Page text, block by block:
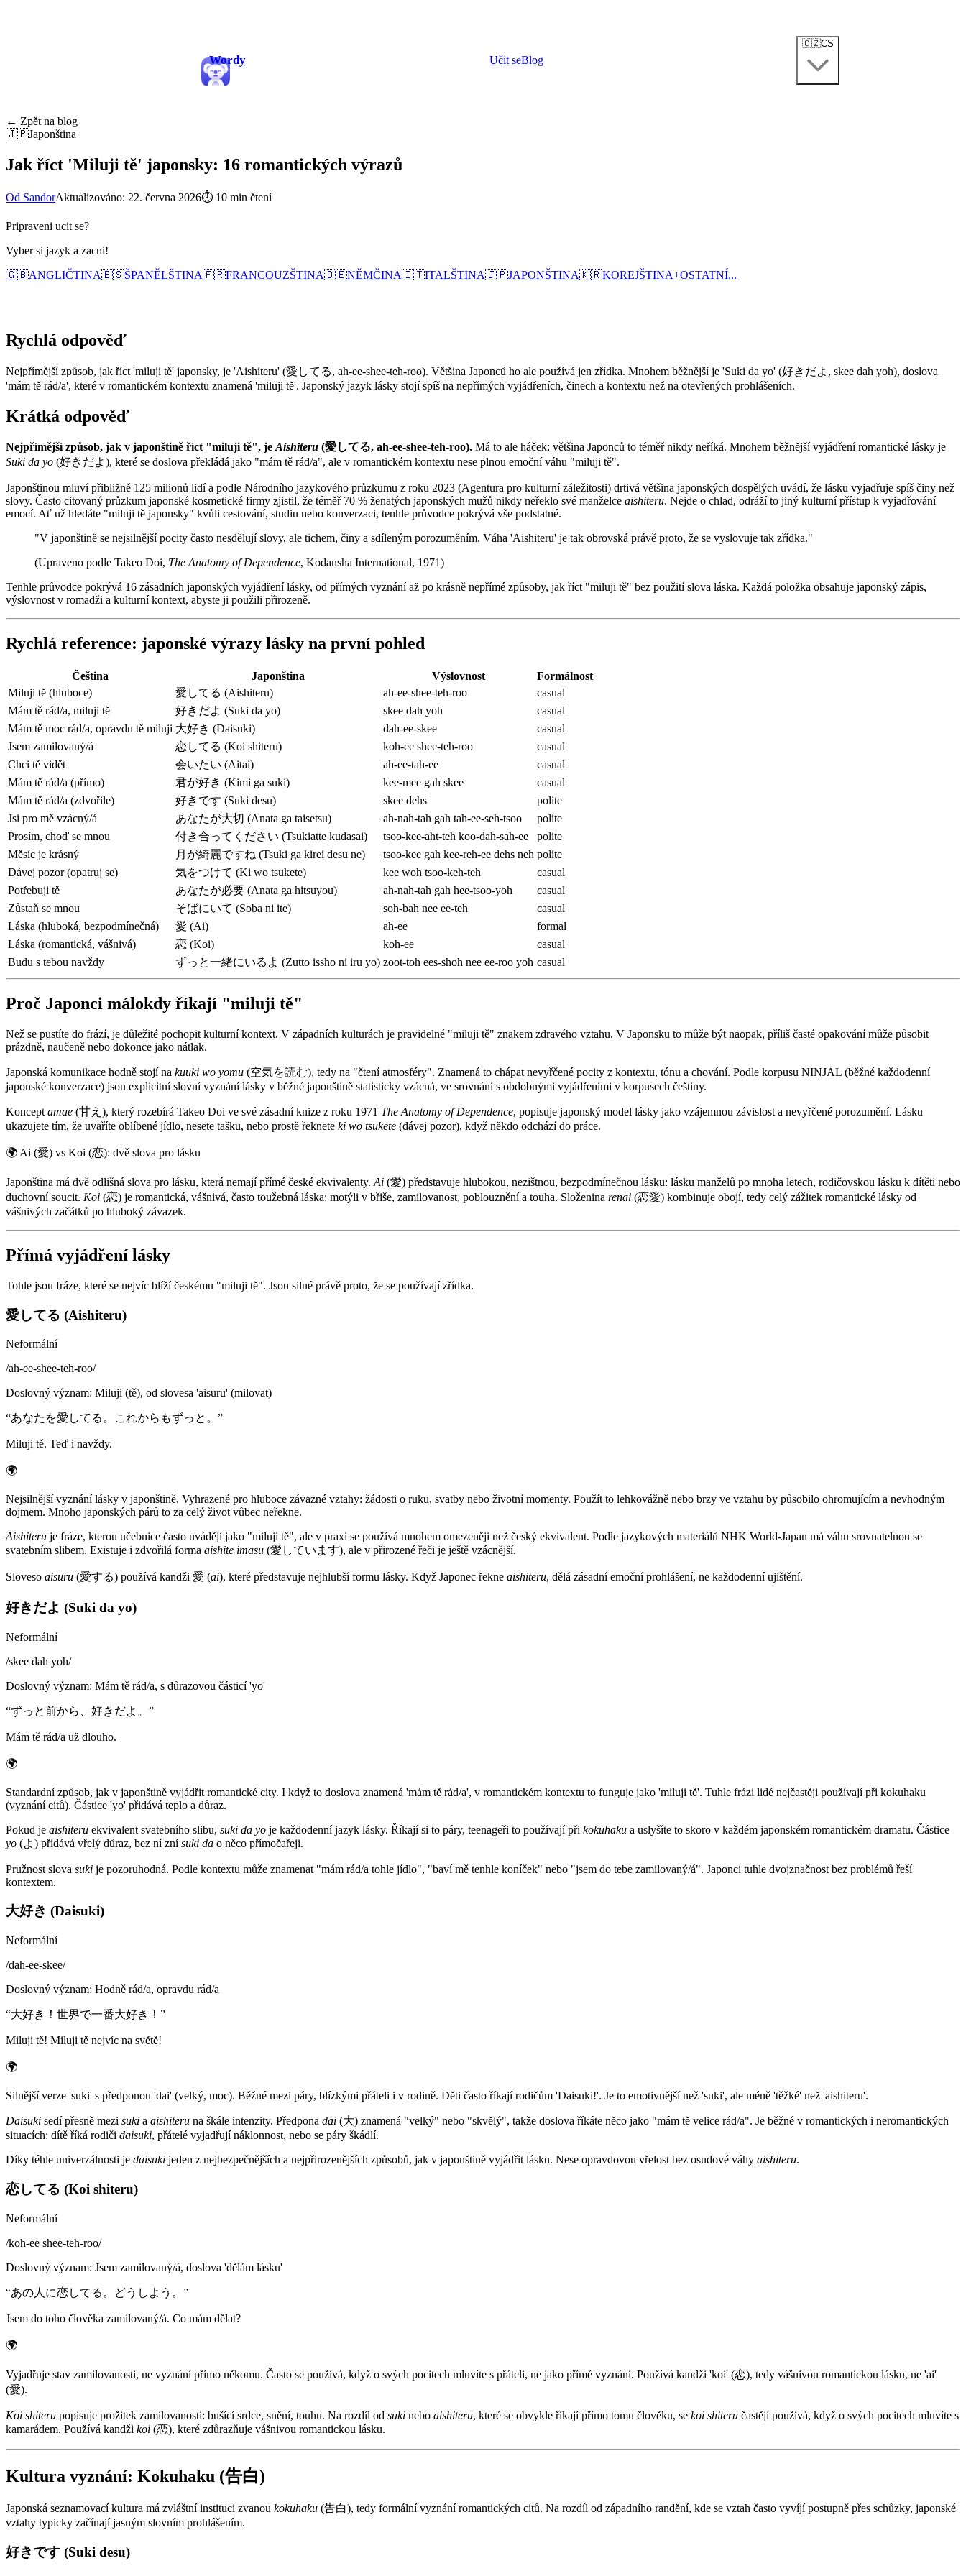
Wordy Učit seBlog
🇨🇿CS
← Zpět na blog
🇯🇵Japonština
Jak říct 'Miluji tě' japonsky: 16 romantických výrazů
Od SandorAktualizováno: 22. června 2026⏱ 10 min čtení
Pripraveni ucit se?
Vyber si jazyk a zacni!
🇬🇧ANGLIČTINA🇪🇸ŠPANĚLŠTINA🇫🇷FRANCOUZŠTINA🇩🇪NĚMČINA🇮🇹ITALŠTINA🇯🇵JAPONŠTINA🇰🇷KOREJŠTINA+OSTATNÍ...
Rychlá odpověď
Nejpřímější způsob, jak říct 'miluji tě' japonsky, je 'Aishiteru' (愛してる, ah-ee-shee-teh-roo). Většina Japonců ho ale používá jen zřídka. Mnohem běžnější je 'Suki da yo' (好きだよ, skee dah yoh), doslova
'mám tě rád/a', které v romantickém kontextu znamená 'miluji tě'. Japonský jazyk lásky stojí spíš na nepřímých vyjádřeních, činech a kontextu než na otevřených prohlášeních.
Krátká odpověď
Nejpřímější způsob, jak v japonštině říct "miluji tě", jeAishiteru (愛してる, ah-ee-shee-teh-roo). Má to ale háček: většina Japonců to téměř nikdy neříká. Mnohem běžnější vyjádření romantické lásky je
Suki da yo (好きだよ), které se doslova překládá jako "mám tě rád/a", ale v romantickém kontextu nese plnou emoční váhu "miluji tě".
Japonštinou mluví přibližně 125 milionů lidí a podle Národního jazykového průzkumu z roku 2023 (Agentura pro kulturní záležitosti) drtivá většina japonských dospělých uvádí, že lásku vyjadřuje spíš činy než
slovy. Často citovaný průzkum japonské kosmetické firmy zjistil, že téměř 70 % ženatých japonských mužů nikdy neřeklo své manželce aishiteru. Nejde o chlad, odráží to jiný kulturní přístup k vyjadřování
emocí. Ať už hledáte "miluji tě japonsky" kvůli cestování, studiu nebo konverzaci, tenhle průvodce pokrývá vše podstatné.
"V japonštině se nejsilnější pocity často nesdělují slovy, ale tichem, činy a sdíleným porozuměním. Váha 'Aishiteru' je tak obrovská právě proto, že se vyslovuje tak zřídka."
(Upraveno podle Takeo Doi, The Anatomy of Dependence, Kodansha International, 1971)
Tenhle průvodce pokrývá 16 zásadních japonských vyjádření lásky, od přímých vyznání až po krásně nepřímé způsoby, jak říct "miluji tě" bez použití slova láska. Každá položka obsahuje japonský zápis,
výslovnost v romadži a kulturní kontext, abyste ji použili přirozeně.
Rychlá reference: japonské výrazy lásky na první pohled
Čeština Japonština Výslovnost
Formálnost
Miluji tě (hluboce)
愛してる (Aishiteru) ah-ee-shee-teh-roo
casual
Mám tě rád/a, miluji tě
好きだよ (Suki da yo) skee dah yoh
casual
Mám tě moc rád/a, opravdu tě miluji 大好き (Daisuki) dah-ee-skee
casual
Jsem zamilovaný/á
恋してる (Koi shiteru) koh-ee shee-teh-roo
casual
Chci tě vidět
会いたい (Aitai) ah-ee-tah-ee
casual
Mám tě rád/a (přímo)
君が好き (Kimi ga suki) kee-mee gah skee
casual
Mám tě rád/a (zdvořile)
好きです (Suki desu) skee dehs
polite
Jsi pro mě vzácný/á
あなたが大切 (Anata ga taisetsu) ah-nah-tah gah tah-ee-seh-tsoo
polite
Prosím, choď se mnou
付き合ってください (Tsukiatte kudasai) tsoo-kee-aht-teh koo-dah-sah-ee
polite
Měsíc je krásný
月が綺麗ですね (Tsuki ga kirei desu ne) tsoo-kee gah kee-reh-ee dehs neh polite
Dávej pozor (opatruj se)
気をつけて (Ki wo tsukete) kee woh tsoo-keh-teh
casual
Potřebuji tě
あなたが必要 (Anata ga hitsuyou) ah-nah-tah gah hee-tsoo-yoh
casual
Zůstaň se mnou
そばにいて (Soba ni ite) soh-bah nee ee-teh
casual
Láska (hluboká, bezpodmínečná)
愛 (Ai) ah-ee
formal
Láska (romantická, vášnivá)
恋 (Koi) koh-ee
casual
Budu s tebou navždy
ずっと一緒にいるよ (Zutto issho ni iru yo) zoot-toh ees-shoh nee ee-roo yoh casual
Proč Japonci málokdy říkají "miluji tě"
Než se pustíte do frází, je důležité pochopit kulturní kontext. V západních kulturách je pravidelné "miluji tě" znakem zdravého vztahu. V Japonsku to může být naopak, příliš časté opakování může působit
prázdně, naučeně nebo dokonce jako nátlak.
Japonská komunikace hodně stojí na kuuki wo yomu (空気を読む), tedy na "čtení atmosféry". Znamená to chápat nevyřčené pocity z kontextu, tónu a chování. Podle korpusu NINJAL (běžné každodenní
japonské konverzace) jsou explicitní slovní vyznání lásky v běžné japonštině statisticky vzácná, ve srovnání s obdobnými vyjádřeními v korpusech češtiny.
Koncept amae (甘え), který rozebírá Takeo Doi ve své zásadní knize z roku 1971 The Anatomy of Dependence, popisuje japonský model lásky jako vzájemnou závislost a nevyřčené porozumění. Lásku
ukazujete tím, že uvaříte oblíbené jídlo, nesete tašku, nebo prostě řeknete ki wo tsukete (dávej pozor), když někdo odchází do práce.
🌍 Ai (愛) vs Koi (恋): dvě slova pro lásku
Japonština má dvě odlišná slova pro lásku, která nemají přímé české ekvivalenty. Ai (愛) představuje hlubokou, nezištnou, bezpodmínečnou lásku: lásku manželů po mnoha letech, rodičovskou lásku k dítěti nebo
duchovní soucit. Koi (恋) je romantická, vášnivá, často toužebná láska: motýli v břiše, zamilovanost, poblouznění a touha. Složenina renai (恋愛) kombinuje obojí, tedy celý zážitek romantické lásky od
vášnivých začátků po hluboký závazek.
Přímá vyjádření lásky
Tohle jsou fráze, které se nejvíc blíží českému "miluji tě". Jsou silné právě proto, že se používají zřídka.
愛してる (Aishiteru)
Neformální
/ah-ee-shee-teh-roo/
Doslovný význam: Miluji (tě), od slovesa 'aisuru' (milovat)
“あなたを愛してる。これからもずっと。 ”
Miluji tě. Teď i navždy.
🌍
Nejsilnější vyznání lásky v japonštině. Vyhrazené pro hluboce závazné vztahy: žádosti o ruku, svatby nebo životní momenty. Použít to lehkovážně nebo brzy ve vztahu by působilo ohromujícím a nevhodným
dojmem. Mnoho japonských párů to za celý život vůbec neřekne.
Aishiteru je fráze, kterou učebnice často uvádějí jako "miluji tě", ale v praxi se používá mnohem omezeněji než český ekvivalent. Podle jazykových materiálů NHK World-Japan má váhu srovnatelnou se
svatebním slibem. Existuje i zdvořilá forma aishite imasu (愛しています), ale v přirozené řeči je ještě vzácnější.
Sloveso aisuru (愛する) používá kandži 愛 (ai), které představuje nejhlubší formu lásky. Když Japonec řekne aishiteru, dělá zásadní emoční prohlášení, ne každodenní ujištění.
好きだよ (Suki da yo)
Neformální
/skee dah yoh/
Doslovný význam: Mám tě rád/a, s důrazovou částicí 'yo'
“ずっと前から、好きだよ。 ”
Mám tě rád/a už dlouho.
🌍
Standardní způsob, jak v japonštině vyjádřit romantické city. I když to doslova znamená 'mám tě rád/a', v romantickém kontextu to funguje jako 'miluji tě'. Tuhle frázi lidé nejčastěji používají při kokuhaku
(vyznání citů). Částice 'yo' přidává teplo a důraz.
Pokud je aishiteru ekvivalent svatebního slibu, suki da yo je každodenní jazyk lásky. Říkají si to páry, teenageři to používají při kokuhaku a uslyšíte to skoro v každém japonském romantickém dramatu. Částice
yo (よ) přidává vřelý důraz, bez ní znísuki da o něco přímočařeji.
Pružnost slova suki je pozoruhodná. Podle kontextu může znamenat "mám rád/a tohle jídlo", "baví mě tenhle koníček" nebo "jsem do tebe zamilovaný/á". Japonci tuhle dvojznačnost bez problémů řeší
kontextem.
大好き (Daisuki)
Neformální
/dah-ee-skee/
Doslovný význam: Hodně rád/a, opravdu rád/a
“大好き！世界で一番大好き！ ”
Miluji tě! Miluji tě nejvíc na světě!
🌍
Silnější verze 'suki' s předponou 'dai' (velký, moc). Běžné mezi páry, blízkými přáteli i v rodině. Děti často říkají rodičům 'Daisuki!'. Je to emotivnější než 'suki', ale méně 'těžké' než 'aishiteru'.
Daisuki sedí přesně mezi suki a aishiteru na škále intenzity. Předpona dai (大) znamená "velký" nebo "skvělý", takže doslova říkáte něco jako "mám tě velice rád/a". Je běžné v romantických i neromantických
situacích: dítě říká rodiči daisuki, přátelé vyjadřují náklonnost, nebo se páry škádlí.
Díky téhle univerzálnosti je daisuki jeden z nejbezpečnějších a nejpřirozenějších způsobů, jak v japonštině vyjádřit lásku. Nese opravdovou vřelost bez osudové váhy aishiteru.
恋してる (Koi shiteru)
Neformální
/koh-ee shee-teh-roo/
Doslovný význam: Jsem zamilovaný/á, doslova 'dělám lásku'
“あの人に恋してる。どうしよう。 ”
Jsem do toho člověka zamilovaný/á. Co mám dělat?
🌍
Vyjadřuje stav zamilovanosti, ne vyznání přímo někomu. Často se používá, když o svých pocitech mluvíte s přáteli, ne jako přímé vyznání. Používá kandži 'koi' (恋), tedy vášnivou romantickou lásku, ne 'ai'
(愛).
Koi shiteru popisuje prožitek zamilovanosti: bušící srdce, snění, touhu. Na rozdíl od suki nebo aishiteru, které se obvykle říkají přímo tomu člověku, se koi shiteru častěji používá, když o svých pocitech mluvíte s
kamarádem. Používá kandži koi (恋), které zdůrazňuje vášnivou romantickou lásku.
Kultura vyznání: Kokuhaku (告白)
Japonská seznamovací kultura má zvláštní instituci zvanou kokuhaku (告白), tedy formální vyznání romantických citů. Na rozdíl od západního randění, kde se vztah často vyvíjí postupně přes schůzky, japonské
vztahy typicky začínají jasným slovním prohlášením.
好きです (Suki desu)